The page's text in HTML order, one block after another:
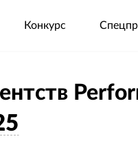
Конкурс